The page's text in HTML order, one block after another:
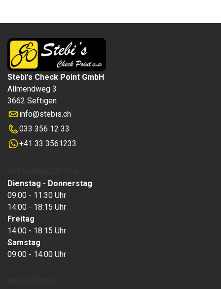
Stebi's Check Point GmbH
Allmendweg 3
3662 Seftigen
info@stebis.ch
033 356 12 33
+41 33 3561233
Dienstag - Donnerstag
09:00 - 11:30 Uhr
14:00 - 18:15 Uhr
Freitag
14:00 - 18:15 Uhr
Samstag
09:00 - 14:00 Uhr